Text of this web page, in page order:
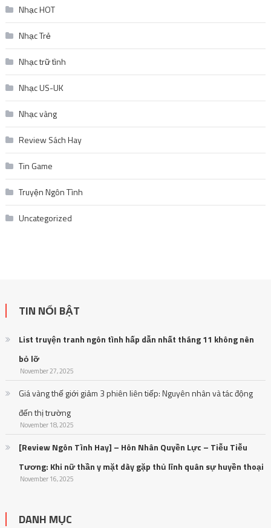
Nhạc HOT
Nhạc Trẻ
Nhạc trữ tình
Nhạc US-UK
Nhạc vàng
Review Sách Hay
Tin Game
Truyện Ngôn Tình
Uncategorized
TIN NỔI BẬT
List truyện tranh ngôn tình hấp dẫn nhất tháng 11 không nên
bỏ lỡ
November 27, 2025
Giá vàng thế giới giảm 3 phiên liên tiếp: Nguyên nhân và tác động
đến thị trường
November 18, 2025
[Review Ngôn Tình Hay] – Hôn Nhân Quyền Lực – Tiễu Tiễu
Tương: Khi nữ thần y mặt dày gặp thủ lĩnh quân sự huyền thoại
November 16, 2025
DANH MỤC